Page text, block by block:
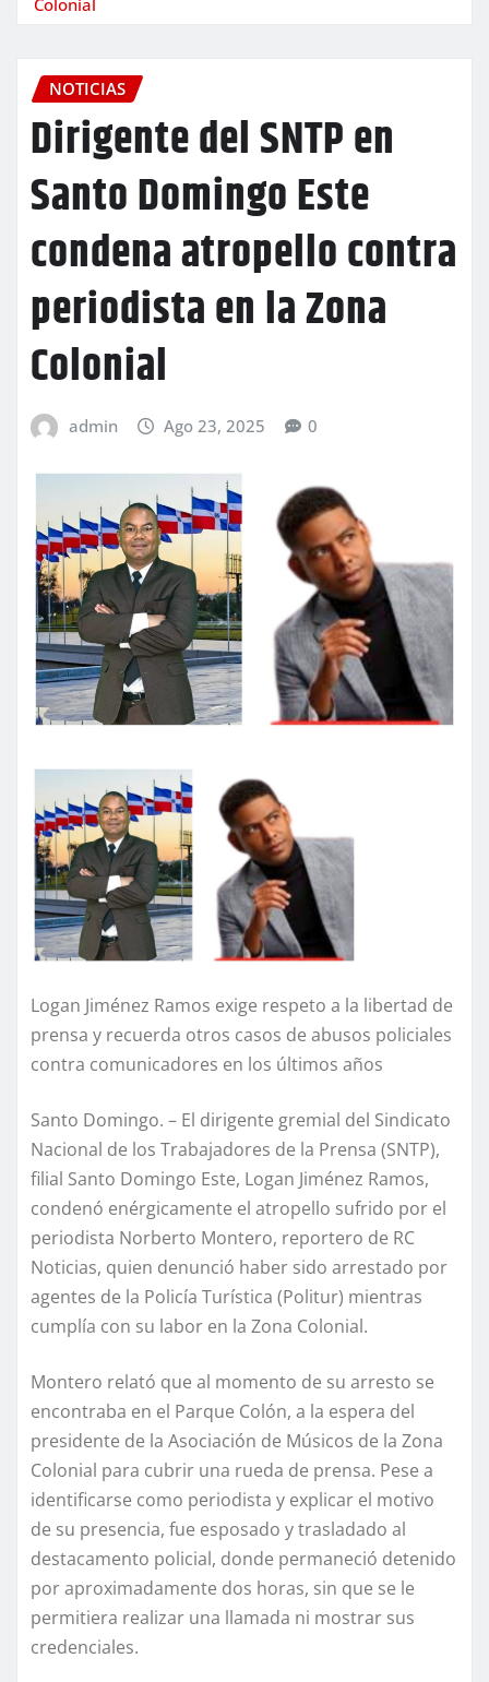
NOTICIAS
Dirigente del SNTP en
Santo Domingo Este
condena atropello contra
periodista en la Zona
Colonial
admin Ago 23, 2025 0
Logan Jiménez Ramos exige respeto a la libertad de
prensa y recuerda otros casos de abusos policiales
contra comunicadores en los últimos años
Santo Domingo. – El dirigente gremial del Sindicato
Nacional de los Trabajadores de la Prensa (SNTP),
filial Santo Domingo Este, Logan Jiménez Ramos,
condenó enérgicamente el atropello sufrido por el
periodista Norberto Montero, reportero de RC
Noticias, quien denunció haber sido arrestado por
agentes de la Policía Turística (Politur) mientras
cumplía con su labor en la Zona Colonial.
Montero relató que al momento de su arresto se
encontraba en el Parque Colón, a la espera del
presidente de la Asociación de Músicos de la Zona
Colonial para cubrir una rueda de prensa. Pese a
identificarse como periodista y explicar el motivo
de su presencia, fue esposado y trasladado al
destacamento policial, donde permaneció detenido
por aproximadamente dos horas, sin que se le
permitiera realizar una llamada ni mostrar sus
credenciales.